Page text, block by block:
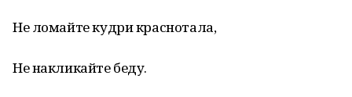
Не ломайте кудри краснотала,
Не накликайте беду.